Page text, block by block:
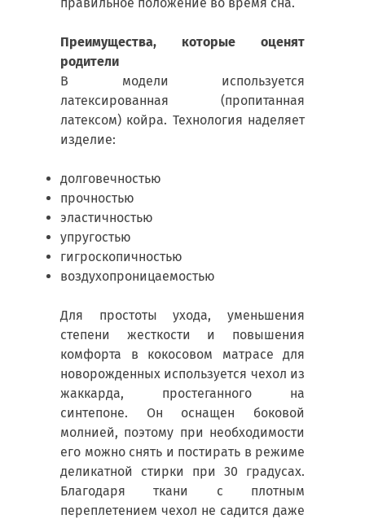
Преимущества, которые оценят
родители
В модели используется
латексированная (пропитанная
латексом) койра. Технология наделяет
изделие:
долговечностью
прочностью
эластичностью
упругостью
гигроскопичностью
воздухопроницаемостью
Для простоты ухода, уменьшения
степени жесткости и повышения
комфорта в кокосовом матрасе для
новорожденных используется чехол из
жаккарда, простеганного на
синтепоне. Он оснащен боковой
молнией, поэтому при необходимости
его можно снять и постирать в режиме
деликатной стирки при 30 градусах.
Благодаря ткани с плотным
переплетением чехол не садится даже